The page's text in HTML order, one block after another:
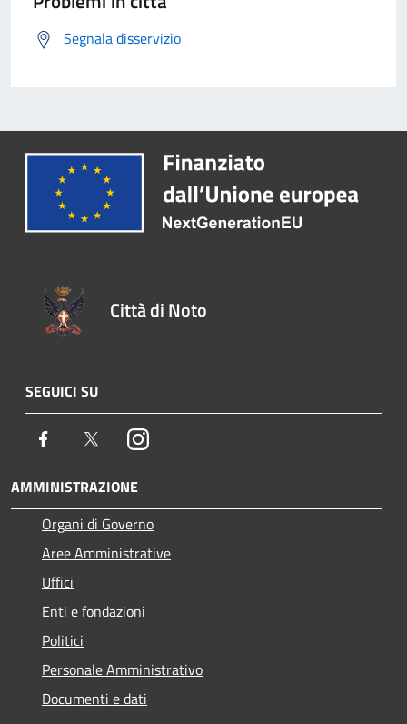
Segnala disservizio
Città di Noto
SEGUICI SU
Facebook TwitterInstagram
AMMINISTRAZIONE
Organi di Governo
Aree Amministrative
Uffici
Enti e fondazioni
Politici
Personale Amministrativo
Documenti e dati